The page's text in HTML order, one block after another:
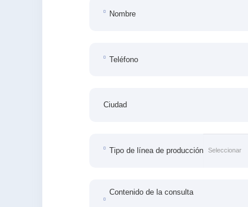
Nombre
Teléfono
Ciudad
Tipo de línea de producción
Contenido de la consulta